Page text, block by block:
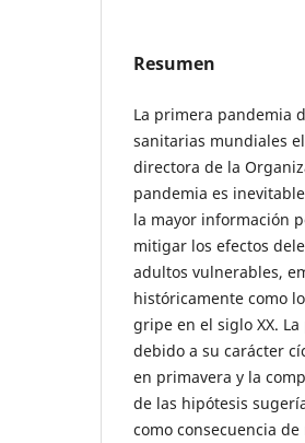
Resumen
La primera pandemia
sanitarias mundiales
directora de la
pandemia es
la mayor información
mitigar los efectos
adultos vulnerables,
históricamente como
gripe en el siglo XX.
debido a su carácter
en primavera y la
de las hipótesis
como consecuencia